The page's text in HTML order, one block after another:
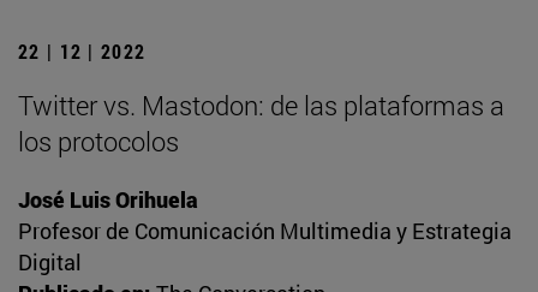
22 | 12 | 2022
Twitter vs. Mastodon: de las plataformas a
los protocolos
José Luis Orihuela
Profesor de Comunicación Multimedia y Estrategia
Digital